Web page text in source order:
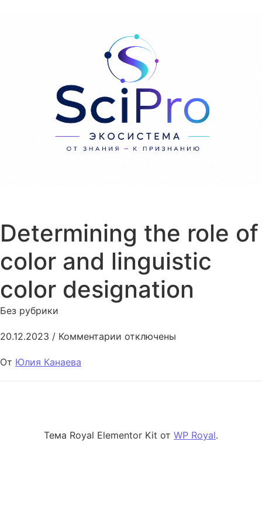
Determining the role of
color and linguistic
color designation
Без рубрики
20.12.2023 / Комментарии к записи Determining the
отключены
От Юлия Канаева
Тема Royal Elementor Kit от WP Royal.